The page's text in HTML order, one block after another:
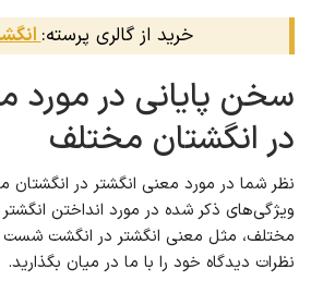
خرید از گالری پرسته:
سخن پایانی در مورد
در انگشتان مختلف
نظر شما در مورد معنی انگشتر در
ویژگی‌های ذکر شده در مورد انداختن
مختلف، مثل معنی انگشتر در انگشت شست
نظرات دیدگاه خود را با ما در میان بگذارید.